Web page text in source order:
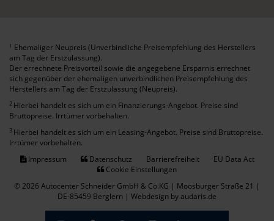
1 Ehemaliger Neupreis (Unverbindliche Preisempfehlung des Herstellers
am Tag der Erstzulassung).
Der errechnete Preisvorteil sowie die angegebene Ersparnis errechnet
sich gegenüber der ehemaligen unverbindlichen Preisempfehlung des
Herstellers am Tag der Erstzulassung (Neupreis).
2 Hierbei handelt es sich um ein Finanzierungs-Angebot. Preise sind
Bruttopreise. Irrtümer vorbehalten.
3 Hierbei handelt es sich um ein Leasing-Angebot. Preise sind Bruttopreise.
Irrtümer vorbehalten.
Impressum
Datenschutz Barrierefreiheit
EU Data Act
Cookie Einstellungen
© 2026 Autocenter Schneider GmbH & Co.KG | Moosburger Straße 21 |
DE-85459 Berglern | Webdesign by audaris.de